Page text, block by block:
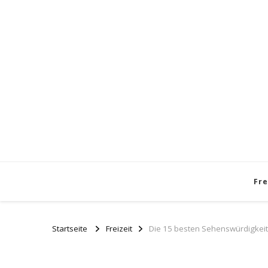
Startseite Freizeit Die 15 besten